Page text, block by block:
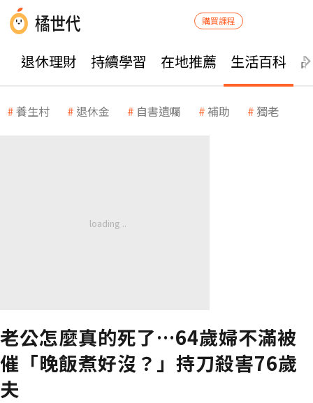
購買課程
退休理財 持續學習 在地推薦 生活百科
養生村 退休金 自書遺囑 補助 獨老
老公怎麼真的死了…64歲婦不滿被
催「晚飯煮好沒？」持刀殺害76歲
夫